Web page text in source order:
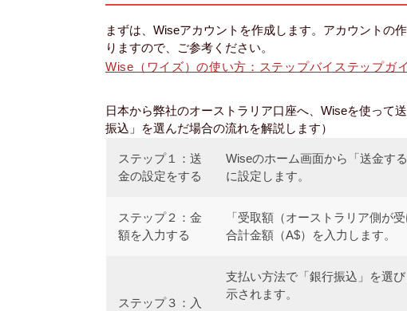
まずは、Wiseアカウントを作成します。アカウントの
りますので、ご参考ください。
Wise（ワイズ）の使い方：ステップバイステップガ
日本から弊社のオーストラリア口座へ、Wiseを使って
振込」を選んだ場合の流れを解説します）
ステップ１：送
金の設定をする
Wiseのホーム画面から「送金す
に設定します。
ステップ２：金
額を入力する
「受取額（オーストラリア側が
合計金額（A$）を入力します。
ステップ３：入
支払い方法で「銀行振込」を選
示されます。